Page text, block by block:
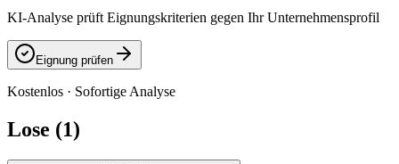
KI-Analyse prüft Eignungskriterien gegen Ihr Unternehmensprofil
Eignung prüfen
Kostenlos · Sofortige Analyse
Lose (1)